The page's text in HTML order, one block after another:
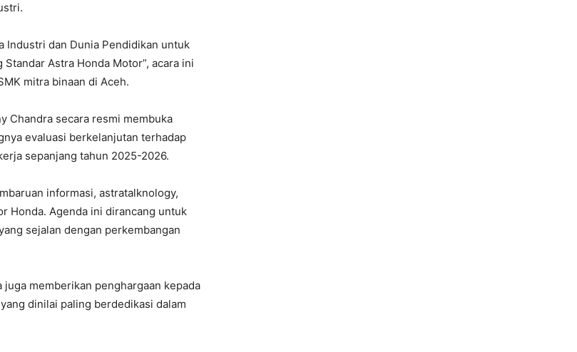
Industri dan Dunia Pendidikan untuk
Astra Honda Motor”, acara ini
mitra binaan di Aceh.
Chandra secara resmi membuka
evaluasi berkelanjutan terhadap
sepanjang tahun 2025-2026.
informasi, astratalknology,
Honda. Agenda ini dirancang untuk
sejalan dengan perkembangan
memberikan penghargaan kepada
dinilai paling berdedikasi dalam